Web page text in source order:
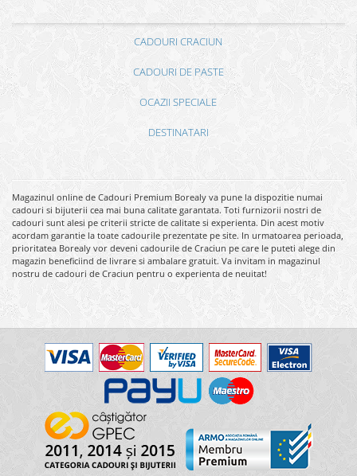
CADOURI CRACIUN
CADOURI DE PASTE
OCAZII SPECIALE
DESTINATARI
Magazinul online de Cadouri Premium Borealy va pune la dispozitie numai
cadouri si bijuterii cea mai buna calitate garantata. Toti furnizorii nostri de
cadouri sunt alesi pe criterii stricte de calitate si experienta. Din acest motiv
acordam garantie la toate cadourile prezentate pe site. In urmatoarea perioada,
prioritatea Borealy vor deveni cadourile de Craciun pe care le puteti alege din
magazin beneficiind de livrare si ambalare gratuit. Va invitam in magazinul
nostru de cadouri de Craciun pentru o experienta de neuitat!